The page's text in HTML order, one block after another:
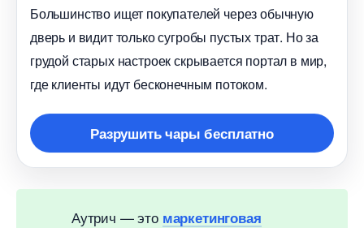
Большинство ищет покупателей через обычную
дверь и видит только сугробы пустых трат. Но за
рудой старых настроек скрывается портал в мир,
де клиенты идут бесконечным потоком.
Разрушить чары бесплатно
Аутрич — это маркетинговая